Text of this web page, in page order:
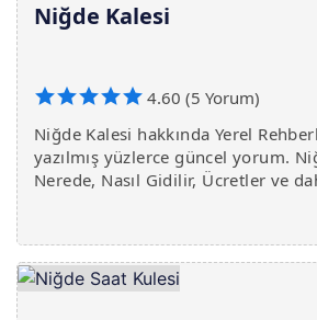
Niğde Kalesi
4.60 (5 Yorum)
Niğde Kalesi hakkında Yerel
yazılmış yüzlerce güncel yorum.
Nerede, Nasıl Gidilir, Ücretler ve